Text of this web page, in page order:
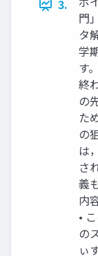
3.
門
タ
学
す
終
の
た
の
は
さ
義
内
•
の
ぃ